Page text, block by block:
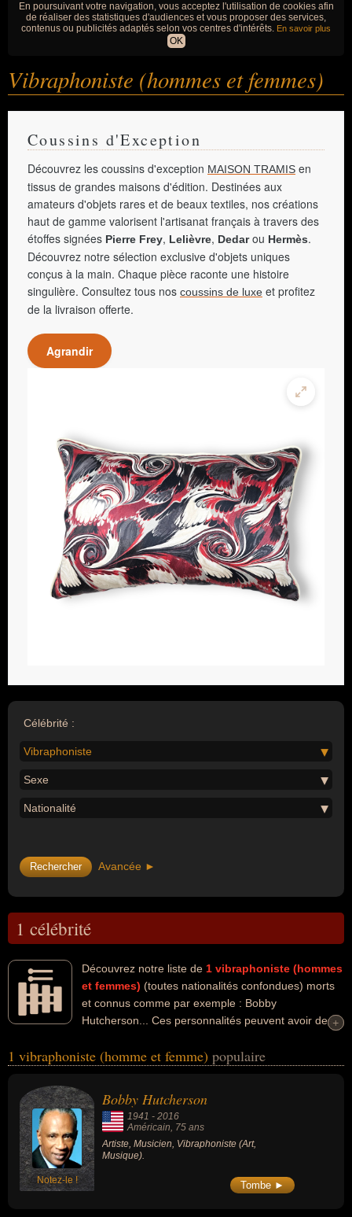
En poursuivant votre navigation, vous acceptez l'utilisation de cookies afin
de réaliser des statistiques d'audiences et vous proposer des services,
contenus ou publicités adaptés selon vos centres d'intérêts. En savoir plus
OK
Vibraphoniste (hommes et femmes)
Coussins d'Exception
Découvrez les coussins d'exception MAISON TRAMIS en
tissus de grandes maisons d'édition. Destinées aux
amateurs d'objets rares et de beaux textiles, nos créations
haut de gamme valorisent l'artisanat français à travers des
étoffes signées Pierre Frey, Lelièvre, Dedarou Hermès.
Découvrez notre sélection exclusive d'objets uniques
conçus à la main. Chaque pièce raconte une histoire
singulière. Consultez tous nos coussins de luxe et profitez
de la livraison offerte.
Agrandir
Célébrité :
Vibraphoniste
Sexe
Nationalité
Avancée ►
1 célébrité
Découvrez notre liste de 1 vibraphoniste (hommes
et femmes) (toutes nationalités confondues) morts
et connus comme par exemple : Bobby
Hutcherson... Ces personnalités peuvent avoir des
célébrités peuvent également avoir été artiste ou musicien. En ce
peuvent avoir été américain par exemple.
+
+
1 vibraphoniste (homme et femme) populaire
Notez-le !
Bobby Hutcherson
1941 - 2016
Américain, 75 ans
Artiste, Musicien, Vibraphoniste (Art,
Musique).
Tombe ►